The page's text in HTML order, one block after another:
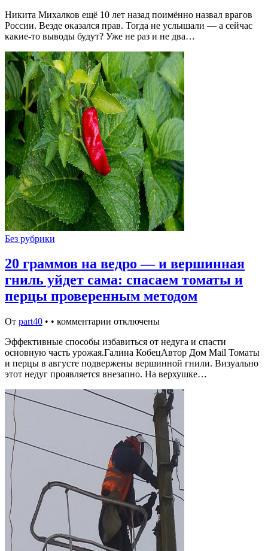
Никита Михалков ещё 10 лет назад поимённо назвал врагов
России. Везде оказался прав. Тогда не услышали — а сейчас
какие-то выводы будут? Уже не раз и не два…
Без рубрики
20 граммов на ведро — и вершинная
гниль уйдет сама: спасаем томаты и
перцы проверенным методом
От part40 • • комментарии отключены
Эффективные способы избавиться от недуга и спасти
основную часть урожая.Галина КобецАвтор Дом Mail Томаты
и перцы в августе подвержены вершинной гнили. Визуально
этот недуг проявляется внезапно. На верхушке…